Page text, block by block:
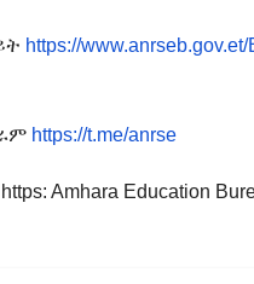
https://
https://t.me/anrse
Amhara Education